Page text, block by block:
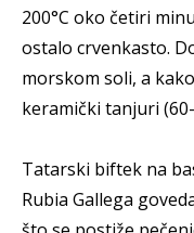
200°C oko četiri
ostalo crvenkasto.
morskom soli, a
keramički tanjuri (60-
Tatarski biftek na
Rubia Gallega